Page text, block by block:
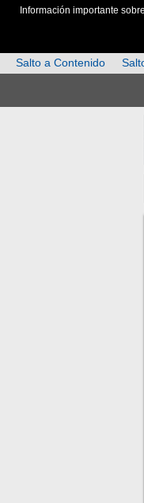
Información importante
Salto a Contenido